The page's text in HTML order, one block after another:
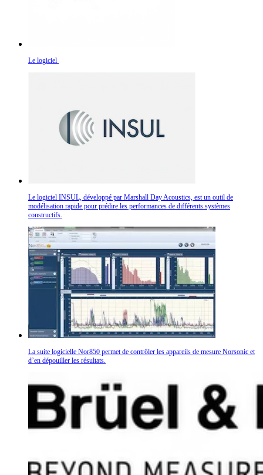
Le logiciel
Le logiciel INSUL, développé par Marshall Day Acoustics, est un outil de
modélisation rapide pour prédire les performances de différents systèmes
constructifs.
La suite logicielle Nor850 permet de contrôler les appareils de mesure Norsonic et
d’en dépouiller les résultats.